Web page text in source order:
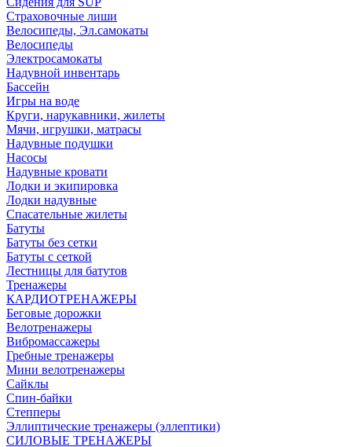
Страховочные лиши
Велосипеды, Эл.самокаты
Велосипеды
Электросамокаты
Надувной инвентарь
Бассейн
Игры на воде
Круги, нарукавники, жилеты
Мячи, игрушки, матрасы
Надувные подушки
Насосы
Надувные кровати
Лодки и экипировка
Лодки надувные
Спасательные жилеты
Батуты
Батуты без сетки
Батуты с сеткой
Лестницы для батутов
Тренажеры
КАРДИОТРЕНАЖЕРЫ
Беговые дорожки
Велотренажеры
Вибромассажеры
Гребные тренажеры
Мини велотренажеры
Сайклы
Спин-байки
Степперы
Эллиптические тренажеры (эллептики)
СИЛОВЫЕ ТРЕНАЖЕРЫ